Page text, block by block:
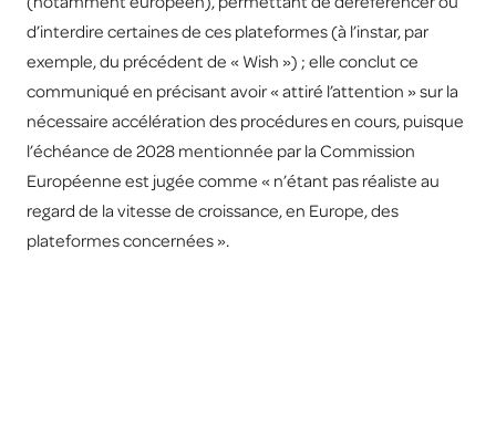
d’interdire certaines de ces plateformes (à l’instar, par
exemple, du précédent de « Wish ») ; elle conclut ce
communiqué en précisant avoir « attiré l’attention » sur la
nécessaire accélération des procédures en cours, puisque
l’échéance de 2028 mentionnée par la Commission
Européenne est jugée comme « n’étant pas réaliste au
regard de la vitesse de croissance, en Europe, des
plateformes concernées ».